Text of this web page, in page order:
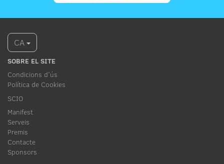
CA
SOBRE EL SITE
Condicions d'ús
Política de Cookies
SCIO
Manifest
Serveis
Premis
Contacte
Sponsors